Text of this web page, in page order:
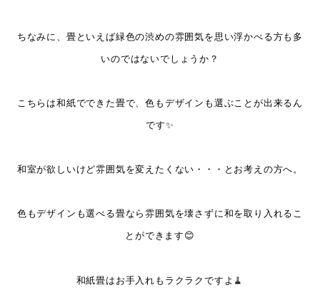
ちなみに、畳といえば緑色の渋めの雰囲気を思い浮かべる方も多
いのではないでしょうか？
こちらは和紙でできた畳で、色もデザインも選ぶことが出来るん
です✨
和室が欲しいけど雰囲気を変えたくない・・・とお考えの方へ。
色もデザインも選べる畳なら雰囲気を壊さずに和を取り入れるこ
とができます😊
和紙畳はお手入れもラクラクですよ🧹